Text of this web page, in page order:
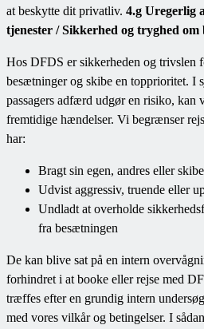
at beskytte dit privatliv. 4.g Uregerlig
tjenester / Sikkerhed og tryghed om
Hos DFDS er sikkerheden og trivslen
besætninger og skibe en topprioritet. I
passagers adfærd udgør en risiko, kan
fremtidige hændelser. Vi begrænser
har:
Bragt sin egen, andres eller
Udvist aggressiv, truende eller
Undladt at overholde
fra besætningen
De kan blive sat på en intern
forhindret i at booke eller rejse med
træffes efter en grundig intern
med vores vilkår og betingelser. I